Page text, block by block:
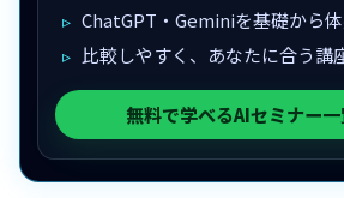
ChatGPT・Geminiを基礎から
比較しやすく、あなたに合う講
無料で学べるAIセミナー